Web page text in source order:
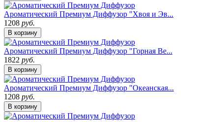
Ароматический Премиум Диффузор "Хвоя и Эв...
1208 руб.
В корзину
Ароматический Премиум Диффузор "Горная Ве...
1822 руб.
В корзину
Ароматический Премиум Диффузор "Океанская...
1208 руб.
В корзину